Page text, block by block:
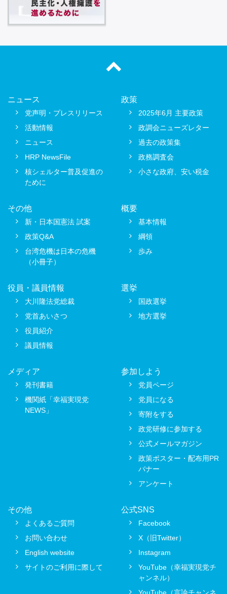
ニュース
党声明・プレスリリース
活動情報
ニュース
HRP NewsFile
核シェルター普及促進の
ために
政策
2025年6月 主要政策
政調会ニューズレター
過去の政策集
政務調査会
小さな政府、安い税金
その他
新・日本国憲法 試案
政策Q&A
台湾危機は日本の危機
（小冊子）
概要
基本情報
綱領
歩み
役員・議員情報
大川隆法党総裁
党首あいさつ
役員紹介
議員情報
選挙
国政選挙
地方選挙
メディア
発刊書籍
機関紙「幸福実現党
NEWS」
参加しよう
党員ページ
党員になる
寄附をする
政党研修に参加する
公式メールマガジン
政策ポスター・配布用PR
バナー
アンケート
その他
よくあるご質問
お問い合わせ
English website
サイトのご利用に際して
公式SNS
Facebook
X（旧Twitter）
Instagram
YouTube（幸福実現党チ
ャンネル）